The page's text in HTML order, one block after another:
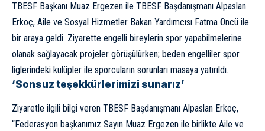
TBESF Başkanı Muaz Ergezen ile TBESF Başdanışmanı Alpaslan
Erkoç, Aile ve Sosyal Hizmetler Bakan Yardımcısı Fatma Öncü ile
bir araya geldi. Ziyarette engelli bireylerin spor yapabilmelerine
olanak sağlayacak projeler görüşülürken; beden engelliler spor
liglerindeki kulüpler ile sporcuların sorunları masaya yatırıldı.
‘Sonsuz teşekkürlerimizi sunarız’
Ziyaretle ilgili bilgi veren TBESF Başdanışmanı Alpaslan Erkoç,
“Federasyon başkanımız Sayın Muaz Ergezen ile birlikte Aile ve